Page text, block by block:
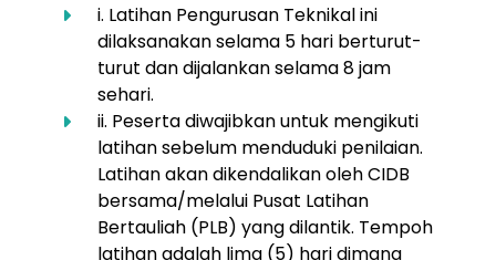
i. Latihan Pengurusan Teknikal ini
dilaksanakan selama 5 hari berturut-
turut dan dijalankan selama 8 jam
sehari.
ii. Peserta diwajibkan untuk mengikuti
latihan sebelum menduduki penilaian.
Latihan akan dikendalikan oleh CIDB
bersama/melalui Pusat Latihan
Bertauliah (PLB) yang dilantik. Tempoh
latihan adalah lima (5) hari dimana